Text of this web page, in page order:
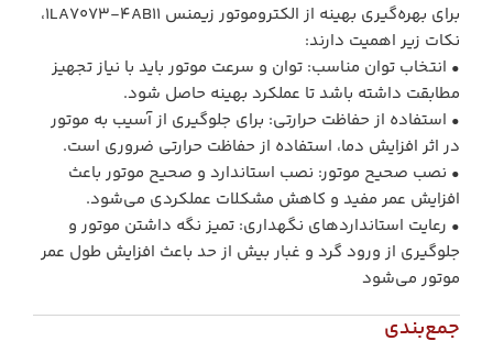
برای بهره‌گیری بهینه از الکتروموتور زیمنس 1LA7073-4AB11،
نکات زیر اهمیت دارند:
• انتخاب توان مناسب: توان و سرعت موتور باید با نیاز تجهیز
مطابقت داشته باشد تا عملکرد بهینه حاصل شود.
• استفاده از حفاظت حرارتی: برای جلوگیری از آسیب به موتور
در اثر افزایش دما، استفاده از حفاظت حرارتی ضروری است.
• نصب صحیح موتور: نصب استاندارد و صحیح موتور باعث
افزایش عمر مفید و کاهش مشکلات عملکردی می‌شود.
• رعایت استانداردهای نگهداری: تمیز نگه داشتن موتور و
جلوگیری از ورود گرد و غبار بیش از حد باعث افزایش طول عمر
موتور می‌شود
جمع‌بندی